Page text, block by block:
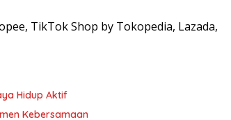
TikTok Shop by Tokopedia, Lazada,
Hidup Aktif
Kebersamaan